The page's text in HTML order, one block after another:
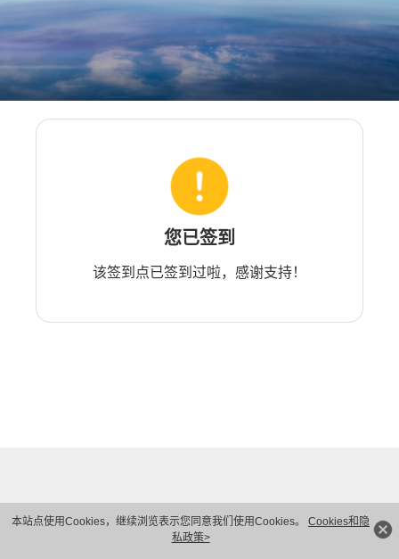
本站点使用Cookies，继续浏览表示您同意我们使用Cookies。 Cookies和隐
私政策>
您已签到
该签到点已签到过啦，感谢支持！